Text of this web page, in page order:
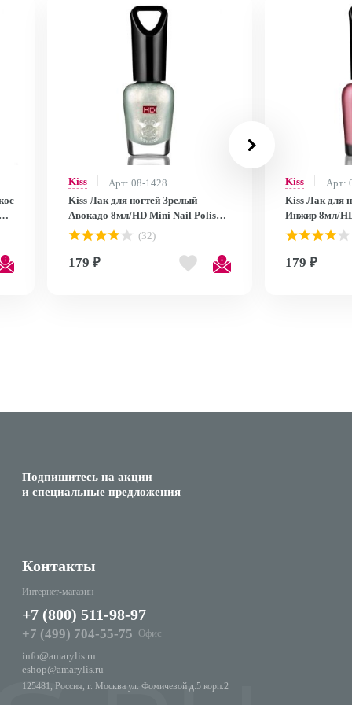
Kiss
Арт: 08-1428
Kiss Лак для ногтей Зрелый
Авокадо 8мл/HD Mini Nail Polish
MNP25
(32)
179 ₽
Kiss
Арт:
Kiss Лак для
Инжир 8мл/
MNP24
179 ₽
Подпишитесь на акции
и специальные предложения
Контакты
Интернет-магазин
+7 (800) 511-98-97
+7 (499) 704-55-75 Офис
info@amarylis.ru
eshop@amarylis.ru
125481, Россия, г. Москва ул. Фомичевой д.5 корп.2